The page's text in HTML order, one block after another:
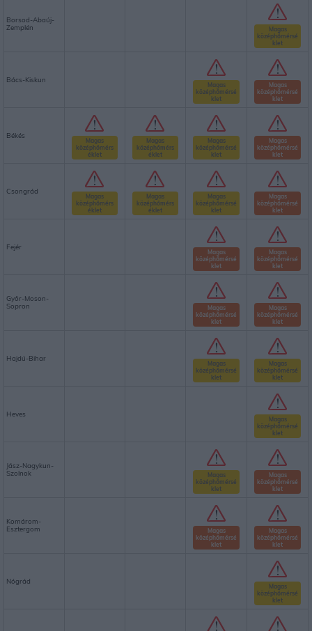
Borsod-Abaúj-
Zemplén
Magas
középhőmérsé
klet
Bács-Kiskun
Magas
középhőmérsé
klet
Magas
középhőmérsé
klet
Békés
Magas
középhőmérs
éklet
Magas
középhőmérs
éklet
Magas
középhőmérsé
klet
Magas
középhőmérsé
klet
Csongrád
Magas
középhőmérs
éklet
Magas
középhőmérs
éklet
Magas
középhőmérsé
klet
Magas
középhőmérsé
klet
Fejér
Magas
középhőmérsé
klet
Magas
középhőmérsé
klet
Győr-Moson-
Sopron
Magas
középhőmérsé
klet
Magas
középhőmérsé
klet
Hajdú-Bihar
Magas
középhőmérsé
klet
Magas
középhőmérsé
klet
Heves
Magas
középhőmérsé
klet
Jász-Nagykun-
Szolnok
Magas
középhőmérsé
klet
Magas
középhőmérsé
klet
Komárom-
Esztergom
Magas
középhőmérsé
klet
Magas
középhőmérsé
klet
Nógrád
Magas
középhőmérsé
klet